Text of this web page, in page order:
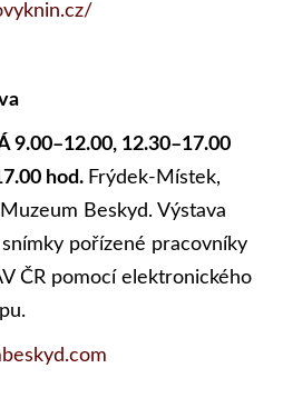
9.00–12.00, 12.30–17.00
hod. Frýdek-Místek,
Beskyd. Výstava
pořízené pracovníky
ČR pomocí elektronického